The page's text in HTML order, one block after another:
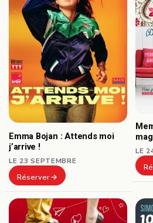
Emma Bojan : Attends moi
j’arrive !
LE 23 SEPTEMBRE
Réserver
LE